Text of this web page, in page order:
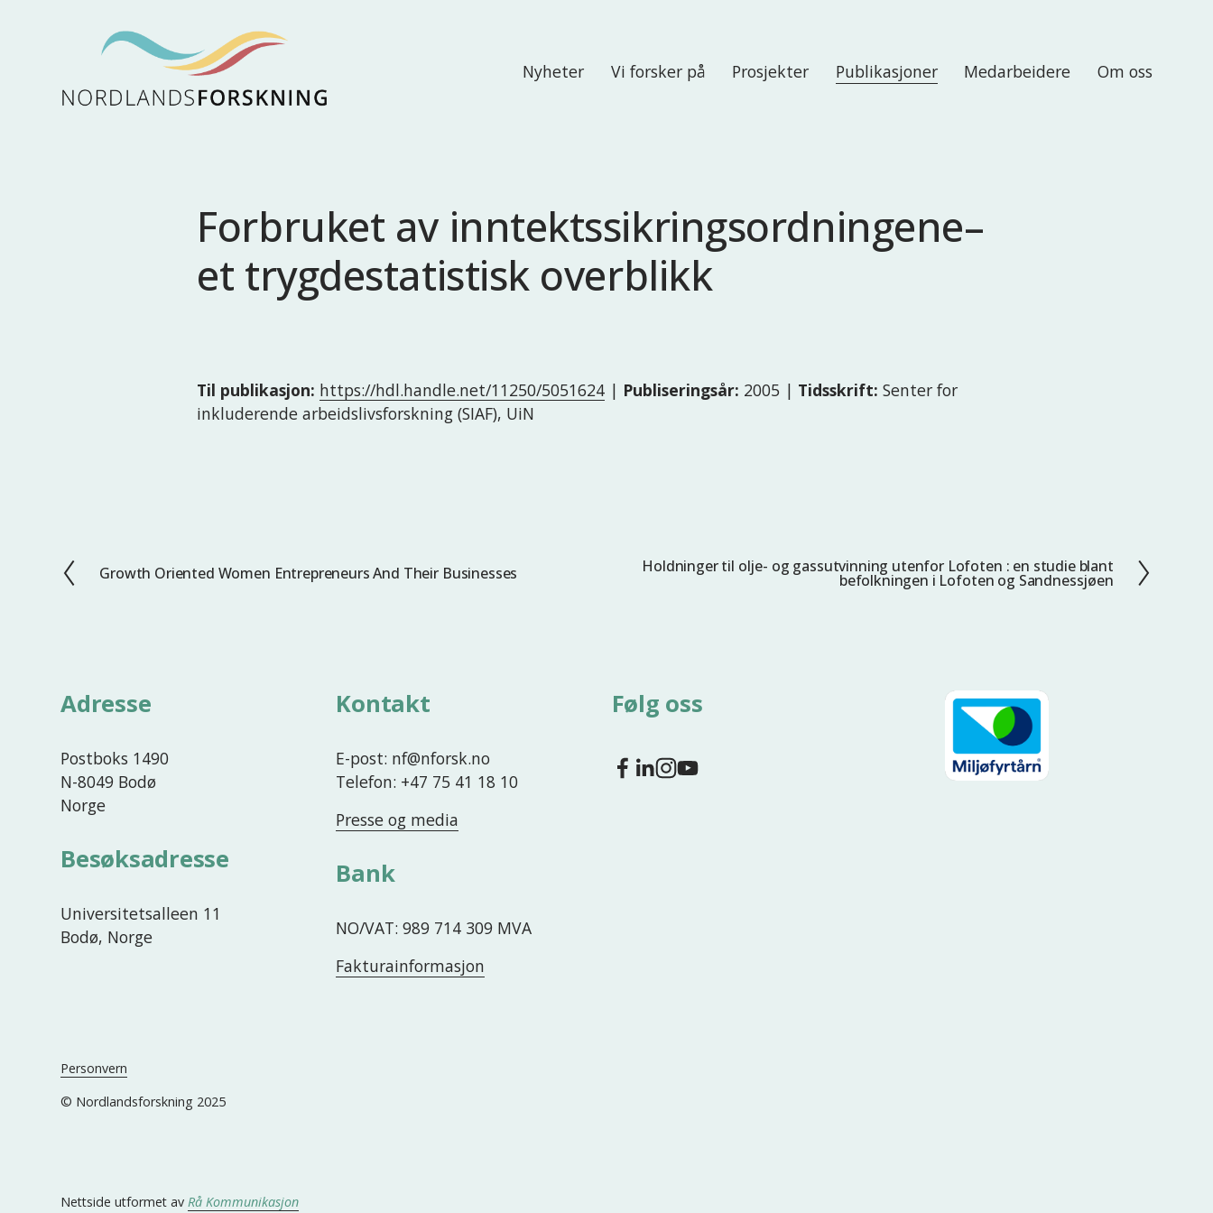
Nyheter Vi forsker på Prosjekter Publikasjoner Medarbeidere Om oss
Forbruket av inntektssikringsordningene–
et trygdestatistisk overblikk
Til publikasjon: https://hdl.handle.net/11250/5051624 | Publiseringsår: 2005 | Tidsskrift: Senter for
inkluderende arbeidslivsforskning (SIAF), UiN
F
g
e
Growth Oriented Women Entrepreneurs And Their Businesses Holdninger til olje- og gassutvinning utenfor Lofoten : en studie blant
befolkningen i Lofoten og Sandnessjøen
Adresse
Postboks 1490
N-8049 Bodø
Norge
Besøksadresse
Universitetsalleen 11
Bodø, Norge
Kontakt
E-post: nf@nforsk.no
Telefon: +47 75 41 18 10
Presse og media
Bank
NO/VAT: 989 714 309 MVA
Fakturainformasjon
Følg oss
Personvern
© Nordlandsforskning 2025
Nettside utformet av Rå Kommunikasjon